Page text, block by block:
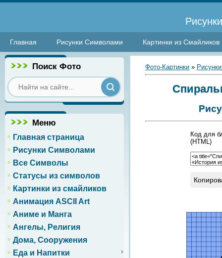
Главная Рисунки Символами Картинки из Смайликов
Поиск Фото
Меню
Главная страница
Рисунки Символами
Все Символы
Статусы из символов
Картинки из смайликов
Анимация ASCII Art
Аниме и Манга
Ангелы, Религия
Дома, Сооружения
Еда и Напитки
Фото-Картинки »
Код для
(HTML)